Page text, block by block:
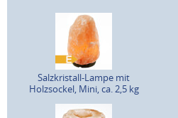
Salzkristall-Lampe mit
Holzsockel, Mini, ca. 2,5 kg